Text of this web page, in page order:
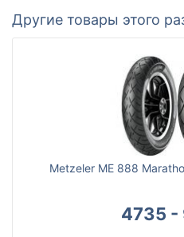
Другие товары этого
Metzeler ME 888
4735 -